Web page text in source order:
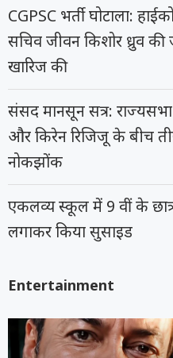
CGPSC भर्ती घोटाला:
सचिव जीवन किशोर ध्रुव
खारिज की
संसद मानसून सत्र:
और किरेन रिजिजू के बीच
नोकझोंक
एकलव्य स्कूल में 9 वीं के
लगाकर किया सुसाइड
Entertainment